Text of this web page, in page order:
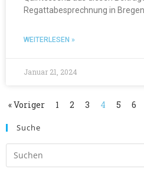
Regattabesprechnung in
WEITERLESEN »
Januar 21, 2024
« Voriger 1 2 3 4 5 6
Suche